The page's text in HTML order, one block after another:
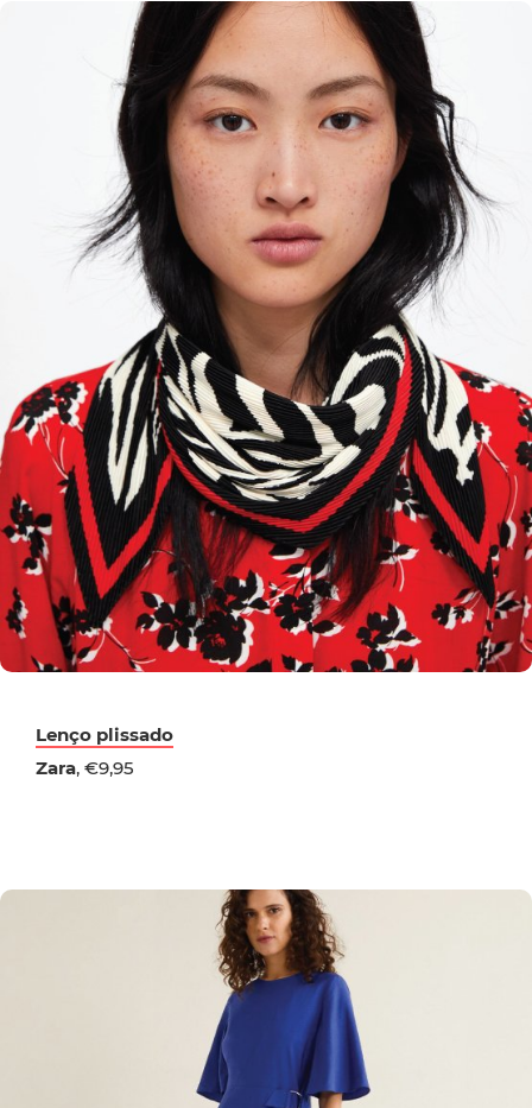
Lenço plissado
Zara, €9,95